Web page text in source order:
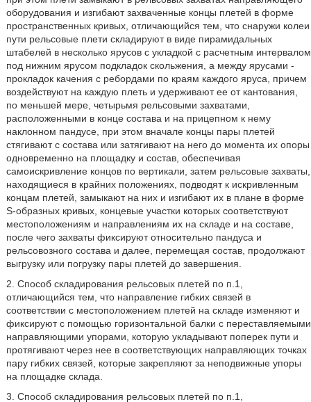
оборудования и изгибают захваченные концы плетей в форме
пространственных кривых, отличающийся тем, что снаружи колеи
пути рельсовые плети складируют в виде пирамидальных
штабелей в несколько ярусов с укладкой с расчетным интервалом
под нижним ярусом подкладок скольжения, а между ярусами -
прокладок качения с ребордами по краям каждого яруса, причем
воздействуют на каждую плеть и удерживают ее от кантования,
по меньшей мере, четырьмя рельсовыми захватами,
расположенными в конце состава и на прицепном к нему
наклонном пандусе, при этом вначале концы пары плетей
стягивают с состава или затягивают на него до момента их опоры
одновременно на площадку и состав, обеспечивая
самоискривление концов по вертикали, затем рельсовые захваты,
находящиеся в крайних положениях, подводят к искривленным
концам плетей, замыкают на них и изгибают их в плане в форме
S-образных кривых, концевые участки которых соответствуют
местоположениям и направлениям их на складе и на составе,
после чего захваты фиксируют относительно пандуса и
рельсовозного состава и далее, перемещая состав, продолжают
выгрузку или погрузку пары плетей до завершения.
2. Способ складирования рельсовых плетей по п.1,
отличающийся тем, что направление гибких связей в
соответствии с местоположением плетей на складе изменяют и
фиксируют с помощью горизонтальной балки с переставляемыми
направляющими упорами, которую укладывают поперек пути и
протягивают через нее в соответствующих направляющих точках
пару гибких связей, которые закрепляют за неподвижные упоры
на площадке склада.
3. Способ складирования рельсовых плетей по п.1,